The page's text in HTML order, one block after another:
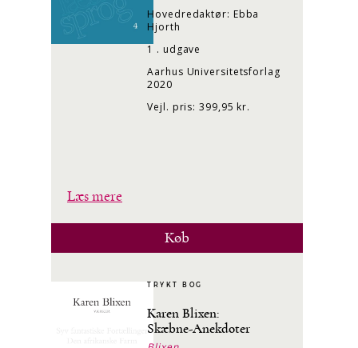
Hovedredaktør: Ebba
Hjorth
1 . udgave
Aarhus Universitetsforlag
2020
Vejl. pris: 399,95 kr.
Læs mere
Køb
TRYKT BOG
Karen Blixen:
Skæbne-Anekdoter